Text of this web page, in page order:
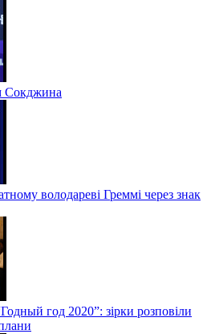
Сокджина
володареві Греммі через знак
год 2020”: зірки розповіли